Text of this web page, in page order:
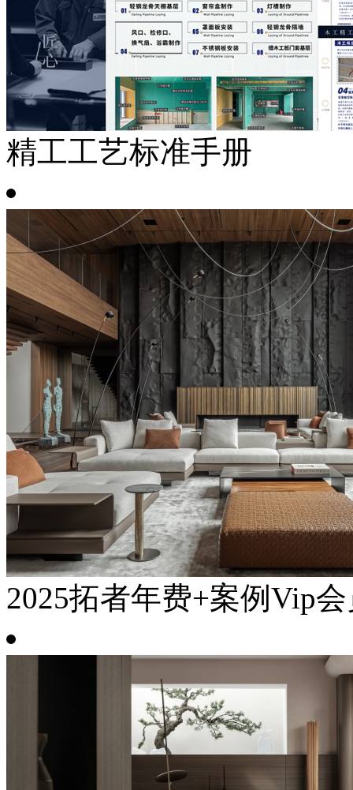
精工工艺标准手册
2025拓者年费+案例Vip